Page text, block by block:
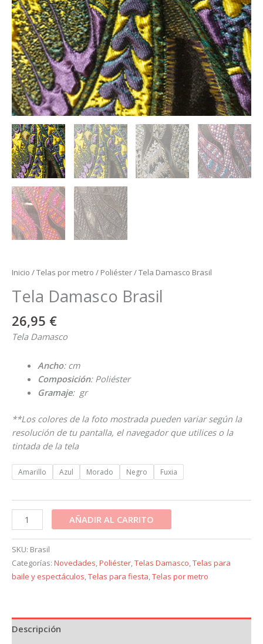
Inicio /Telas por metro / Poliéster/ Tela Damasco Brasil
Tela Damasco Brasil
26,95 €
Tela Damasco
Ancho:cm
Composición: Poliéster
Gramaje: gr
**Los colores de la foto mostrada pueden variar según la
resolución de tu pantalla, el navegador que utilices o la
tintada de la tela
Amarillo Azul Morado Negro Fuxia
AÑADIR AL CARRITO
SKU: Brasil
Categorías: Novedades,Poliéster,Telas Damasco,Telas para
baile y espectáculos,Telas para fiesta,Telas por metro
Descripción